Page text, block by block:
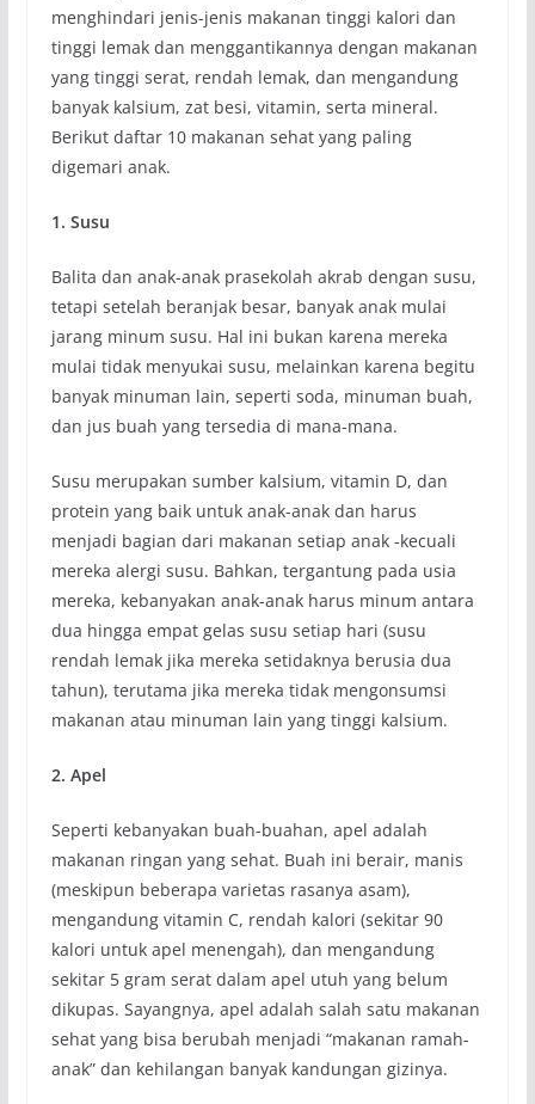
menghindari jenis-jenis makanan tinggi kalori dan
tinggi lemak dan menggantikannya dengan makanan
yang tinggi serat, rendah lemak, dan mengandung
banyak kalsium, zat besi, vitamin, serta mineral.
Berikut daftar 10 makanan sehat yang paling
digemari anak.
1. Susu
Balita dan anak-anak prasekolah akrab dengan susu,
tetapi setelah beranjak besar, banyak anak mulai
jarang minum susu. Hal ini bukan karena mereka
mulai tidak menyukai susu, melainkan karena begitu
banyak minuman lain, seperti soda, minuman buah,
dan jus buah yang tersedia di mana-mana.
Susu merupakan sumber kalsium, vitamin D, dan
protein yang baik untuk anak-anak dan harus
menjadi bagian dari makanan setiap anak -kecuali
mereka alergi susu. Bahkan, tergantung pada usia
mereka, kebanyakan anak-anak harus minum antara
dua hingga empat gelas susu setiap hari (susu
rendah lemak jika mereka setidaknya berusia dua
tahun), terutama jika mereka tidak mengonsumsi
makanan atau minuman lain yang tinggi kalsium.
2. Apel
Seperti kebanyakan buah-buahan, apel adalah
makanan ringan yang sehat. Buah ini berair, manis
(meskipun beberapa varietas rasanya asam),
mengandung vitamin C, rendah kalori (sekitar 90
kalori untuk apel menengah), dan mengandung
sekitar 5 gram serat dalam apel utuh yang belum
dikupas. Sayangnya, apel adalah salah satu makanan
sehat yang bisa berubah menjadi “makanan ramah-
anak” dan kehilangan banyak kandungan gizinya.